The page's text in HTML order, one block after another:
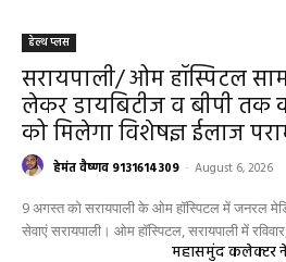
हेल्थ प्लस
सरायपाली/ ओम हॉस्पिटल
लेकर डायबिटीज व बीपी तक
को मिलेगा विशेषज्ञ ईलाज
हेमंत वैष्णव 9131614309 - August 6, 2026
9 अगस्त को सरायपाली के ओम हॉस्पिटल में जनरल
सेवाएं सरायपाली। ओम हॉस्पिटल, सरायपाली में
महासमुंद कलेक्टर